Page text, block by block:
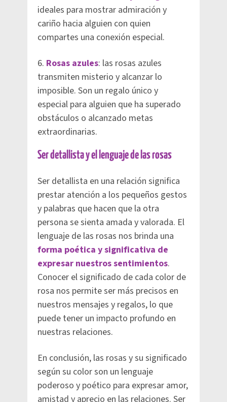
ideales para mostrar admiración y
cariño hacia alguien con quien
compartes una conexión especial.
6. Rosas azules: las rosas azules
transmiten misterio y alcanzar lo
imposible. Son un regalo único y
especial para alguien que ha superado
obstáculos o alcanzado metas
extraordinarias.
Ser detallista y el lenguaje de las rosas
Ser detallista en una relación significa
prestar atención a los pequeños gestos
y palabras que hacen que la otra
persona se sienta amada y valorada. El
lenguaje de las rosas nos brinda una
forma poética y significativa de
expresar nuestros sentimientos.
Conocer el significado de cada color de
rosa nos permite ser más precisos en
nuestros mensajes y regalos, lo que
puede tener un impacto profundo en
nuestras relaciones.
En conclusión, las rosas y su significado
según su color son un lenguaje
poderoso y poético para expresar amor,
amistad y aprecio en las relaciones. Ser